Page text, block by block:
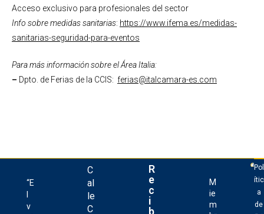
Acceso exclusivo para profesionales del sector
Info sobre medidas sanitarias: https://www.ifema.es/medidas-
sanitarias-seguridad-para-eventos
Para más información sobre el Área Italia:
– Dpto. de Ferias de la CCIS: ferias@italcamara-es.com
“E
v
C
al
le
C
R
e
c
i
b
M
ie
m
Pol
ític
a
de